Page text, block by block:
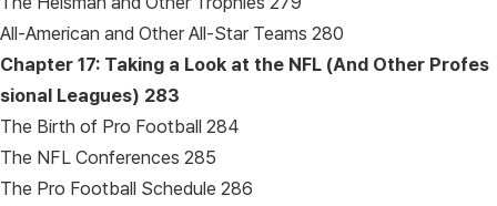
All-American and Other All-Star Teams 280
Chapter 17: Taking a Look at the NFL (And Other Profes
sional Leagues) 283
The Birth of Pro Football 284
The NFL Conferences 285
The Pro Football Schedule 286